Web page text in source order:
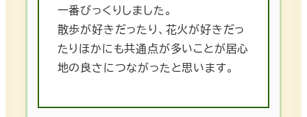
一番びっくりしました。
散歩が好きだったり、花火が好きだっ
たりほかにも共通点が多いことが居心
地の良さにつながったと思います。